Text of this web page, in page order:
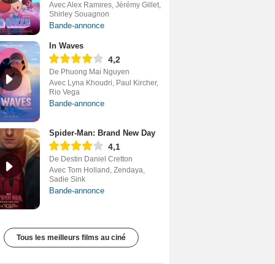
Avec Alex Ramires, Jérémy Gillet,
Shirley Souagnon
Bande-annonce
In Waves
4,2
De Phuong Mai Nguyen
Avec Lyna Khoudri, Paul Kircher,
Rio Vega
Bande-annonce
Spider-Man: Brand New Day
4,1
De Destin Daniel Cretton
Avec Tom Holland, Zendaya,
Sadie Sink
Bande-annonce
Tous les meilleurs films au ciné